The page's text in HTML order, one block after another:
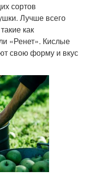
сортов
Лучше всего
как
«Ренет». Кислые
свою форму и вкус